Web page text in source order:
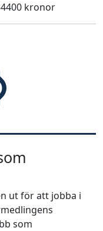
kronor
ut för att jobba i
som